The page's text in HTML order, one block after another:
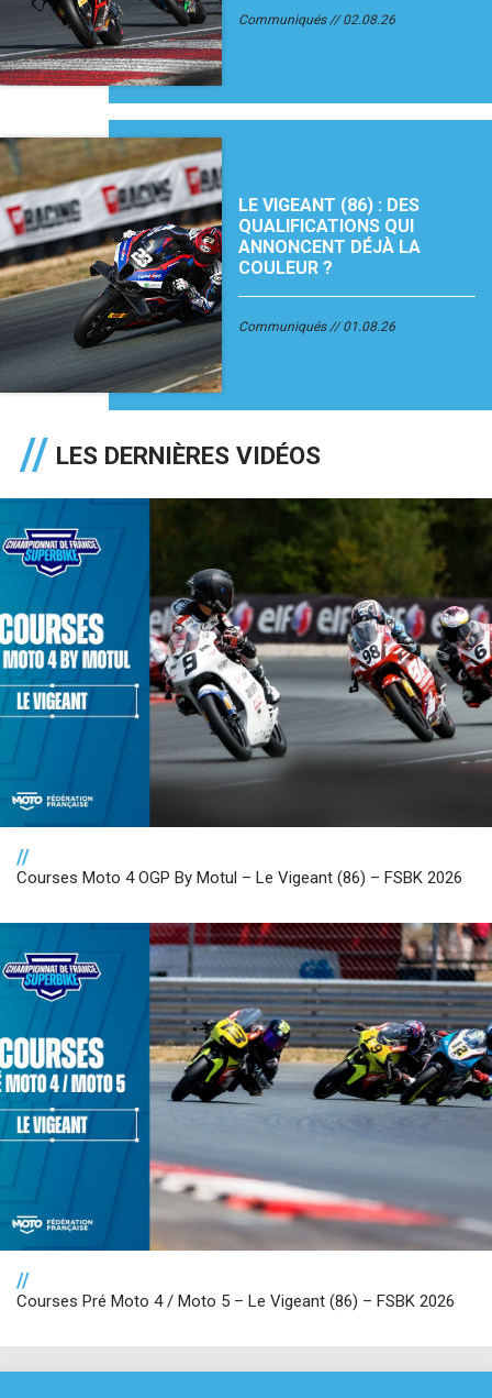
Communiqués 02.08.26
LE VIGEANT (86) : DES
QUALIFICATIONS QUI
ANNONCENT DÉJÀ LA
COULEUR ?
Communiqués 01.08.26
LES DERNIÈRES VIDÉOS
//
Courses Moto 4 OGP By Motul – Le Vigeant (86) – FSBK 2026
//
Courses Pré Moto 4 / Moto 5 – Le Vigeant (86) – FSBK 2026